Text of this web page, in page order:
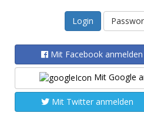
Mit Facebook anmelden
Mit Google
Mit Twitter anmelden